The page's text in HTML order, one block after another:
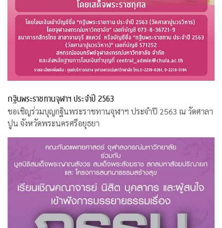
กฐินพระราชทานจุฬาฯ ประจำปี 2563
ขอเชิญร่วมบุญกฐินพระราชทานจุฬาฯ ประจำปี 2563 ณ วัดศาลา
ปูน จังหวัดพระนครศรีอยุธยา